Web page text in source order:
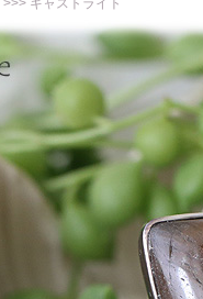
>>> キャストライト